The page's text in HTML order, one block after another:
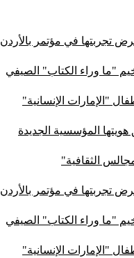
تجربتها في مؤتمر بالأردن
"ما وراء الكتاب" الصيفي
المؤسسية الجديدة
الثقافية"
تجربتها في مؤتمر بالأردن
"ما وراء الكتاب" الصيفي